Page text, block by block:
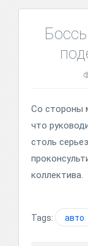
Со стороны
что
столь
коллектива.
Tags: авто